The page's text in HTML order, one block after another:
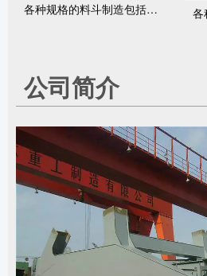
各种规格的料斗制造包括但不局限于定制和安装调试
公司简介